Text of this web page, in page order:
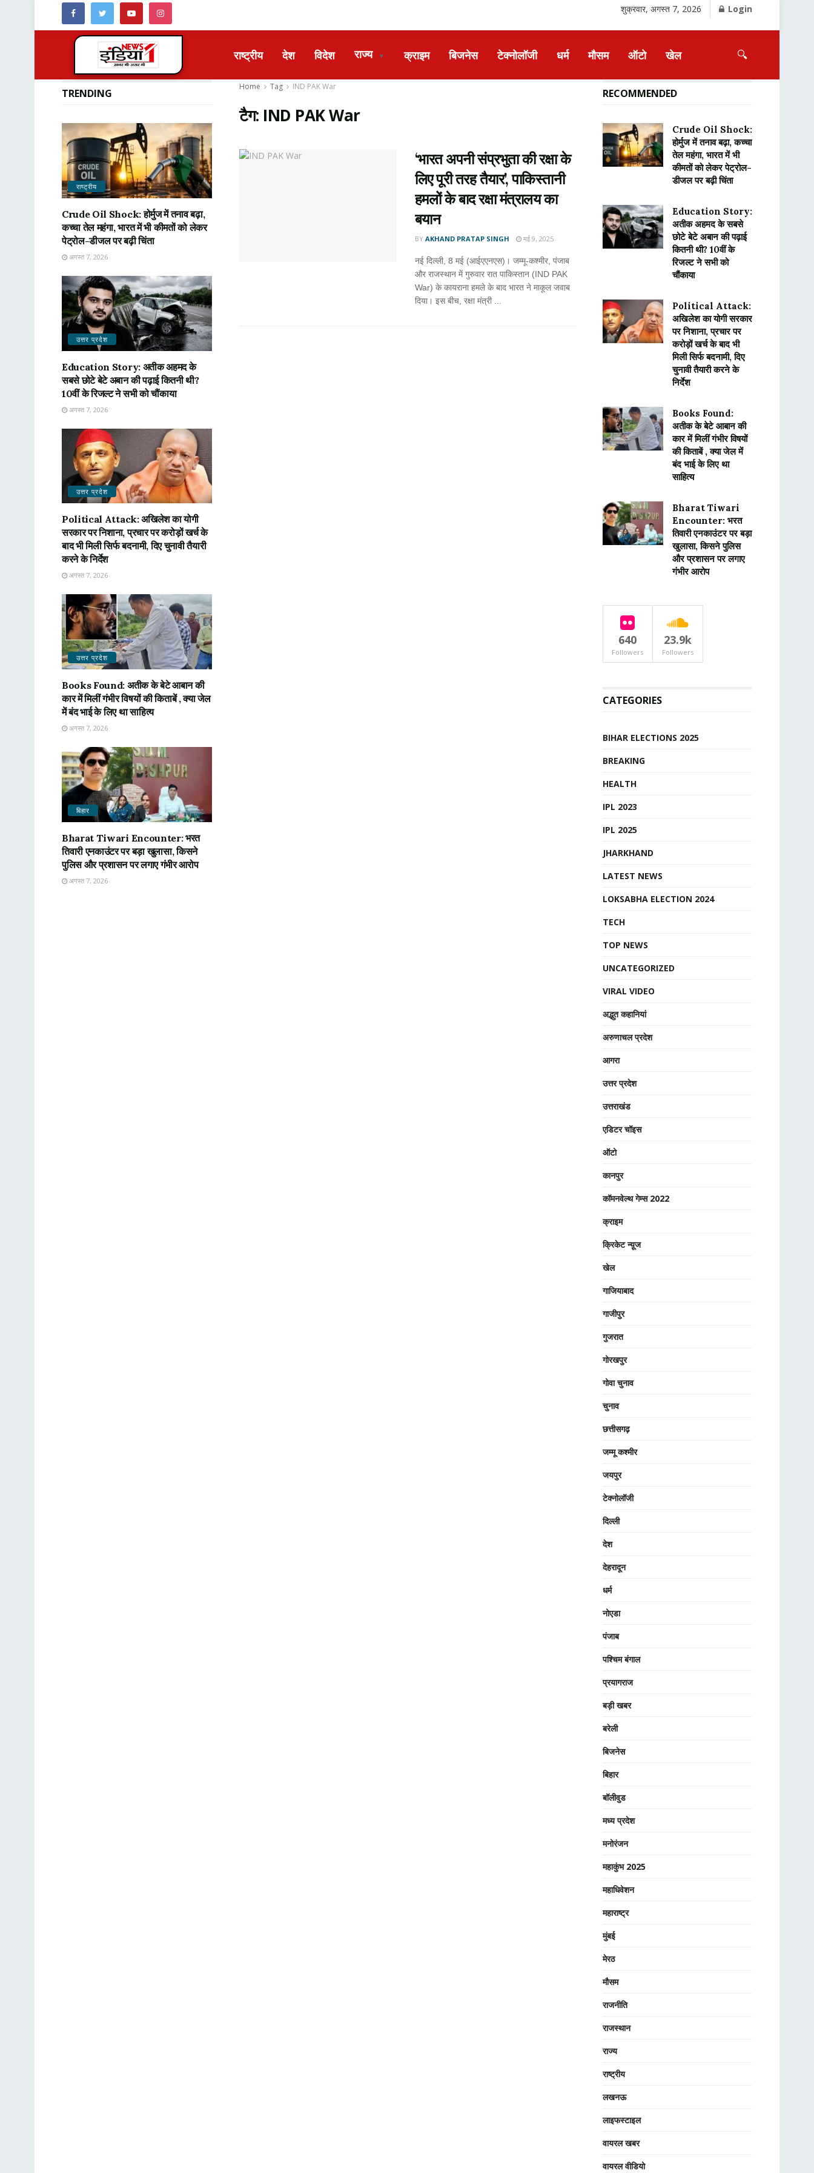
शुक्रवार, अगस्त 7, 2026 Login
राष्ट्रीय देश विदेश राज्य ▼ क्राइम बिजनेस टेक्नोलॉजी धर्म मौसम ऑटो खेल 🔍
Home Tag IND PAK War
टैग: IND PAK War
‘भारत अपनी संप्रभुता की रक्षा के
लिए पूरी तरह तैयार’, पाकिस्तानी
हमलों के बाद रक्षा मंत्रालय का
बयान
BY AKHAND PRATAP SINGH मई 9, 2025
नई दिल्ली, 8 मई (आईएएनएस)। जम्मू-कश्मीर, पंजाब
और राजस्थान में गुरुवार रात पाकिस्तान (IND PAK
War) के कायराना हमले के बाद भारत ने माकूल जवाब
दिया। इस बीच, रक्षा मंत्री ...
TRENDING
राष्ट्रीय
Crude Oil Shock: होर्मुज में तनाव बढ़ा,
कच्चा तेल महंगा, भारत में भी कीमतों को लेकर
पेट्रोल-डीजल पर बढ़ी चिंता
अगस्त 7, 2026
उत्तर प्रदेश
Education Story: अतीक अहमद के
सबसे छोटे बेटे अबान की पढ़ाई कितनी थी?
10वीं के रिजल्ट ने सभी को चौंकाया
अगस्त 7, 2026
उत्तर प्रदेश
Political Attack: अखिलेश का योगी
सरकार पर निशाना, प्रचार पर करोड़ों खर्च के
बाद भी मिली सिर्फ बदनामी, दिए चुनावी तैयारी
करने के निर्देश
अगस्त 7, 2026
उत्तर प्रदेश
Books Found: अतीक के बेटे आबान की
कार में मिलीं गंभीर विषयों की किताबें , क्या जेल
में बंद भाई के लिए था साहित्य
अगस्त 7, 2026
बिहार
Bharat Tiwari Encounter: भरत
तिवारी एनकाउंटर पर बड़ा खुलासा, किसने
पुलिस और प्रशासन पर लगाए गंभीर आरोप
अगस्त 7, 2026
RECOMMENDED
Crude Oil Shock:
होर्मुज में तनाव बढ़ा, कच्चा
तेल महंगा, भारत में भी
कीमतों को लेकर पेट्रोल-
डीजल पर बढ़ी चिंता
Education Story:
अतीक अहमद के सबसे
छोटे बेटे अबान की पढ़ाई
कितनी थी? 10वीं के
रिजल्ट ने सभी को
चौंकाया
Political Attack:
अखिलेश का योगी सरकार
पर निशाना, प्रचार पर
करोड़ों खर्च के बाद भी
मिली सिर्फ बदनामी, दिए
चुनावी तैयारी करने के
निर्देश
Books Found:
अतीक के बेटे आबान की
कार में मिलीं गंभीर विषयों
की किताबें , क्या जेल में
बंद भाई के लिए था
साहित्य
Bharat Tiwari
Encounter: भरत
तिवारी एनकाउंटर पर बड़ा
खुलासा, किसने पुलिस
और प्रशासन पर लगाए
गंभीर आरोप
640
Followers
23.9k
Followers
CATEGORIES
BIHAR ELECTIONS 2025
BREAKING
HEALTH
IPL 2023
IPL 2025
JHARKHAND
LATEST NEWS
LOKSABHA ELECTION 2024
TECH
TOP NEWS
UNCATEGORIZED
VIRAL VIDEO
अद्भुत कहानियां
अरुणाचल प्रदेश
आगरा
उत्तर प्रदेश
उत्तराखंड
एडिटर चॉइस
ऑटो
कानपुर
कॉमनवेल्थ गेम्स 2022
क्राइम
क्रिकेट न्यू़ज
खेल
गाजियाबाद
गाजीपुर
गुजरात
गोरखपुर
गोवा चुनाव
चुनाव
छत्तीसगढ़
जम्मू कश्मीर
जयपुर
टेक्नोलॉजी
दिल्ली
देश
देहरादून
धर्म
नोएडा
पंजाब
पश्चिम बंगाल
प्रयागराज
बड़ी खबर
बरेली
बिजनेस
बिहार
बॉलीवुड
मध्य प्रदेश
मनोरंजन
महाकुंभ 2025
महाधिवेशन
महाराष्ट्र
मुंबई
मेरठ
मौसम
राजनीति
राजस्थान
राज्य
राष्ट्रीय
लखनऊ
लाइफस्टाइल
वायरल खबर
वायरल वीडियो